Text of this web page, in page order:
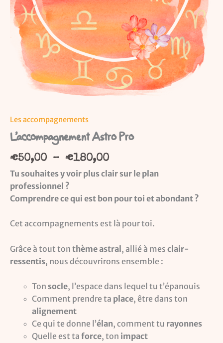
Les accompagnements
L’accompagnement Astro Pro
€50,00 – €180,00
Tu souhaites y voir plus clair sur le plan
professionnel ?
Comprendre ce qui est bon pour toi et abondant ?
Cet accompagnements est là pour toi.
Grâce à tout ton thème astral, allié à mes clair-
ressentis, nous découvrirons ensemble :
Ton socle, l’espace dans lequel tu t’épanouis
Comment prendre ta place, être dans ton
alignement
Ce qui te donne l’élan, comment tu rayonnes
Quelle est ta force, ton impact